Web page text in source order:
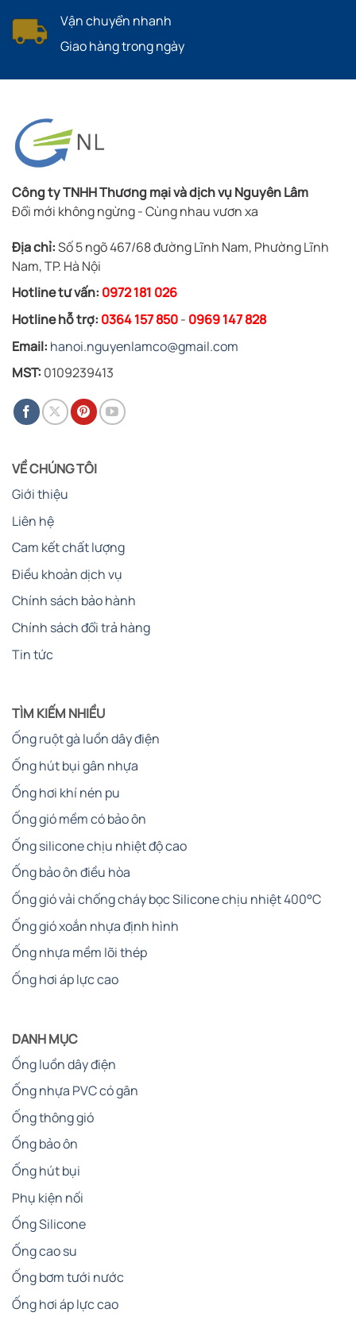
Vận chuyển nhanh
Giao hàng trong ngày
Công ty TNHH Thương mại và dịch vụ Nguyên Lâm
Đổi mới không ngừng - Cùng nhau vươn xa
Địa chỉ:Số 5 ngõ 467/68 đường Lĩnh Nam, Phường Lĩnh
Nam, TP. Hà Nội
Hotline tư vấn: 0972 181 026
Hotline hỗ trợ: 0364 157 850- 0969 147 828
Email: hanoi.nguyenlamco@gmail.com
MST: 0109239413
VỀ CHÚNG TÔI
Giới thiệu
Liên hệ
Cam kết chất lượng
Điều khoản dịch vụ
Chính sách bảo hành
Chính sách đổi trả hàng
Tin tức
TÌM KIẾM NHIỀU
Ống ruột gà luồn dây điện
Ống hút bụi gân nhựa
Ống hơi khí nén pu
Ống gió mềm có bảo ôn
Ống silicone chịu nhiệt độ cao
Ống bảo ôn điều hòa
Ống gió vải chống cháy bọc Silicone chịu nhiệt 400°C
Ống gió xoắn nhựa định hình
Ống nhựa mềm lõi thép
Ống hơi áp lực cao
DANH MỤC
Ống luồn dây điện
Ống nhựa PVC có gân
Ống thông gió
Ống bảo ôn
Ống hút bụi
Phụ kiện nối
Ống Silicone
Ống cao su
Ống bơm tưới nước
Ống hơi áp lực cao